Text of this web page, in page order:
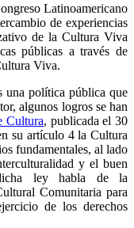
Latinoamericano
de experiencias
de la Cultura Viva
públicas a través de
Viva.
una política pública que
algunos logros se han
Cultura, publicada el 30
su artículo 4 la Cultura
fundamentales, al lado
y el buen
ley habla de la
Comunitaria para
de los derechos